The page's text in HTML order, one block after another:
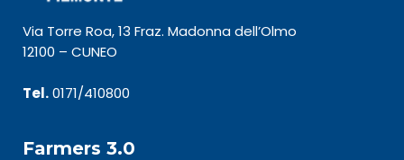
Via Torre Roa, 13 Fraz. Madonna dell’Olmo
12100 – CUNEO
Tel.0171/410800
Farmers 3.0